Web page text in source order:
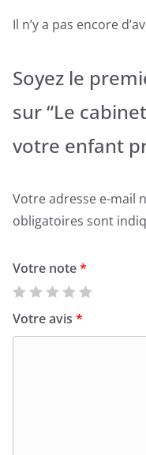
Il n’y a pas encore
Soyez le
sur “Le
votre enfant
Votre adresse e-mail
obligatoires sont
Votre note*
Votre avis *